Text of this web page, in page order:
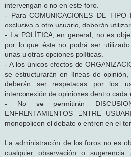
intervengan o no en este foro.
- Para COMUNICACIONES DE TIPO
exclusiva a otro usuario, deberán
- La POLÍTICA, en general, no es
por lo que éste no podrá ser
unas u otras opciones políticas.
- A los únicos efectos de
se estructurarán en líneas de opinión,
deberán ser respetadas por los
interconexión de opiniones dentro cada
- No se permitirán
ENFRENTAMIENTOS ENTRE
monopolicen el debate o entren en el
La administración de los foros no es
cualquier observación o